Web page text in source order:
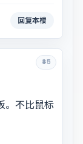
回复本楼
#5
。不比鼠标